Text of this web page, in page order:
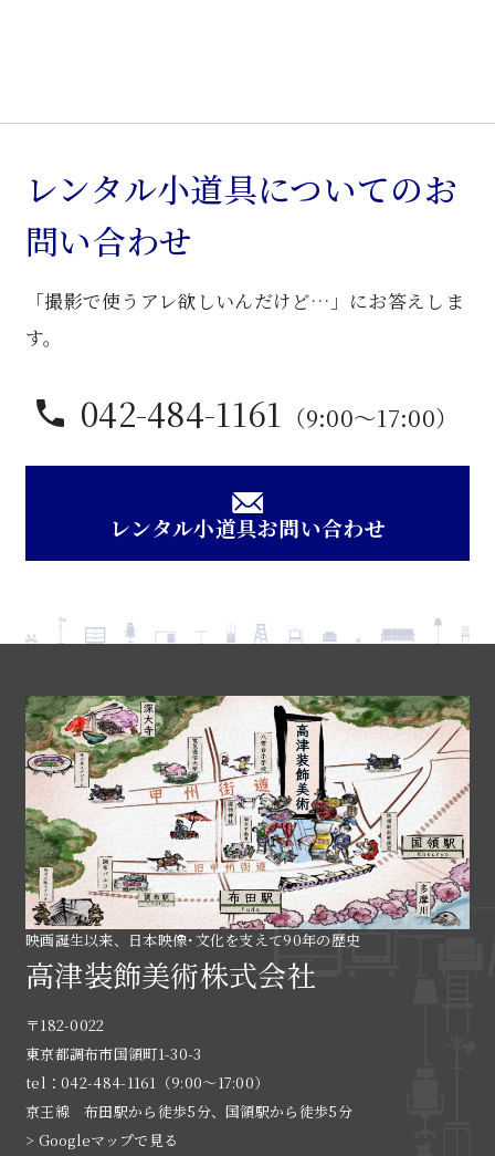
個
レンタル小道具についてのお
問い合わせ
「撮影で使うアレ欲しいんだけど…」にお答えしま
す。
042-484-1161 （9:00〜17:00）
レンタル小道具お問い合わせ
映画誕生以来、日本映像･文化を支えて90年の歴史
高津装飾美術株式会社
〒182-0022
東京都調布市国領町1-30-3
tel：042-484-1161（9:00〜17:00）
京王線 布田駅から徒歩5分、国領駅から徒歩5分
> Googleマップで見る